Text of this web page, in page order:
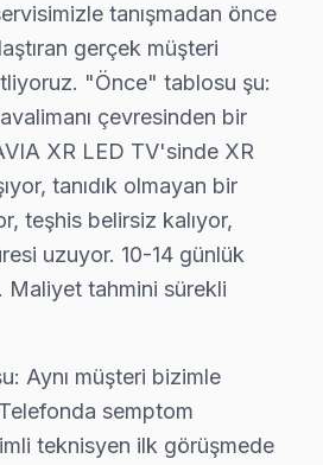
Cihazın açılmaması veya
model LCD televizyonlarda
Fiyatı: ₺3,000 - ₺5,000 arası.
Serisi: Sony KDL serisi.
Televizyonun açılması ama
bileşenlerin
₺2,000 - ₺4,000 arası.
Ekranda kararma veya düzensiz
backlight
tanışmadan önce
gerçek müşteri
"Önce" tablosu şu:
çevresinden bir
XR LED TV'sinde XR
tanıdık olmayan bir
teşhis belirsiz kalıyor,
uzuyor. 10-14 günlük
Maliyet tahmini sürekli
Aynı müşteri bizimle
semptom
teknisyen ilk görüşmede